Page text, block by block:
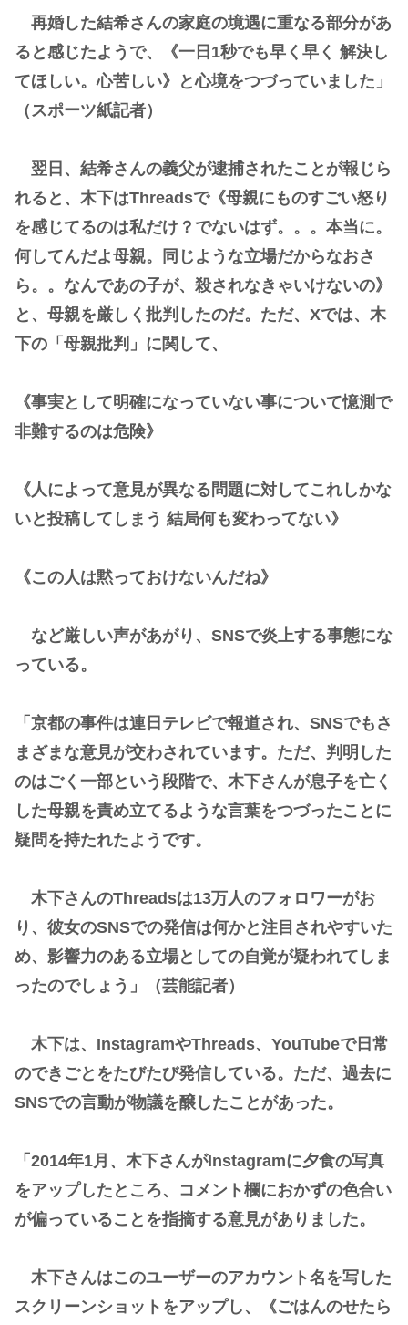
再婚した結希さんの家庭の境遇に重なる部分があ
ると感じたようで、《一日1秒でも早く早く 解決し
てほしい。心苦しい》と心境をつづっていました」
（スポーツ紙記者）
翌日、結希さんの義父が逮捕されたことが報じら
れると、木下はThreadsで《母親にものすごい怒り
を感じてるのは私だけ？でないはず。。。本当に。
何してんだよ母親。同じような立場だからなおさ
ら。。なんであの子が、殺されなきゃいけないの》
と、母親を厳しく批判したのだ。ただ、Xでは、木
下の「母親批判」に関して、
《事実として明確になっていない事について憶測で
非難するのは危険》
《人によって意見が異なる問題に対してこれしかな
いと投稿してしまう 結局何も変わってない》
《この人は黙っておけないんだね》
など厳しい声があがり、SNSで炎上する事態にな
っている。
「京都の事件は連日テレビで報道され、SNSでもさ
まざまな意見が交わされています。ただ、判明した
のはごく一部という段階で、木下さんが息子を亡く
した母親を責め立てるような言葉をつづったことに
疑問を持たれたようです。
木下さんのThreadsは13万人のフォロワーがお
り、彼女のSNSでの発信は何かと注目されやすいた
め、影響力のある立場としての自覚が疑われてしま
ったのでしょう」（芸能記者）
木下は、InstagramやThreads、YouTubeで日常
のできごとをたびたび発信している。ただ、過去に
SNSでの言動が物議を醸したことがあった。
「2014年1月、木下さんがInstagramに夕食の写真
をアップしたところ、コメント欄におかずの色合い
が偏っていることを指摘する意見がありました。
木下さんはこのユーザーのアカウント名を写した
スクリーンショットをアップし、《ごはんのせたら